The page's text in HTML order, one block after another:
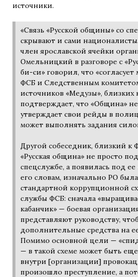
источники.
«Связь «Русской общины» со
скрывают и сами
член ярославской ячейки
Омельницкий в разговоре с
би-си» говорил, что
ФСБ и Следственным
источников «Медузы», близких
подтверждает, что «Община»
утверждает свои рейды в
может выполнять задания
Другой собеседник, близкий к
«Русская община» не просто
спецслужбе, а появилась под
его словам, изначально РО
стандартной коррупционной
службы ФСБ: сначала
кабанчик» — боевая
представляют руководству,
дополнительные средства на
Помимо основной цели —
— в такой схеме может быть
внутри [организации]
произошло преступление, а